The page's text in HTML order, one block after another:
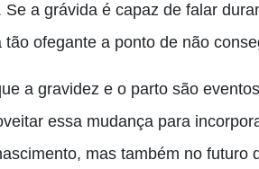
Se a grávida é capaz de falar
tão ofegante a ponto de não
a gravidez e o parto são
essa mudança para
mas também no futuro